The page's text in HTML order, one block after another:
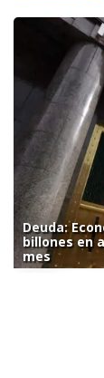
Deuda:
billones en
mes